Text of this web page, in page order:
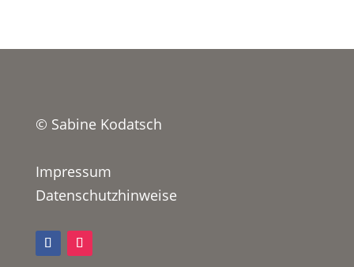
© Sabine Kodatsch
Impressum
Datenschutzhinweise